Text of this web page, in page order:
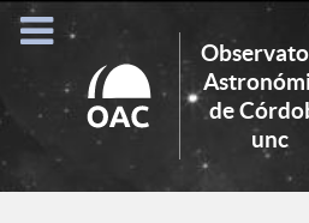
de
unc
Search
for: